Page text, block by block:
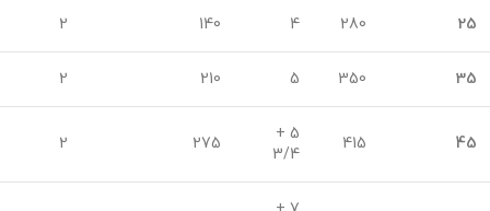
25
280
4
140
2
35
350
5
210
2
45
415
5 +
3/4
275
2